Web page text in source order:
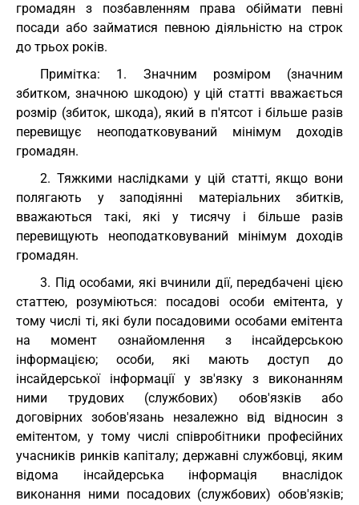
громадян з позбавленням права обіймати певні
посади або займатися певною діяльністю на строк
до трьох років.
Примітка: 1. Значним розміром (значним
збитком, значною шкодою) у цій статті вважається
розмір (збиток, шкода), який в п'ятсот і більше разів
перевищує неоподатковуваний мінімум доходів
громадян.
2. Тяжкими наслідками у цій статті, якщо вони
полягають у заподіянні матеріальних збитків,
вважаються такі, які у тисячу і більше разів
перевищують неоподатковуваний мінімум доходів
громадян.
3. Під особами, які вчинили дії, передбачені цією
статтею, розуміються: посадові особи емітента, у
тому числі ті, які були посадовими особами емітента
на момент ознайомлення з інсайдерською
інформацією; особи, які мають доступ до
інсайдерської інформації у зв'язку з виконанням
ними трудових (службових) обов'язків або
договірних зобов'язань незалежно від відносин з
емітентом, у тому числі співробітники професійних
учасників ринків капіталу; державні службовці, яким
відома інсайдерська інформація внаслідок
виконання ними посадових (службових) обов'язків;